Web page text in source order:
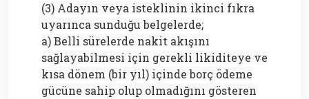
(3) Adayın veya isteklinin ikinci fıkra
uyarınca sunduğu belgelerde;
a) Belli sürelerde nakit akışını
sağlayabilmesi için gerekli likiditeye ve
kısa dönem (bir yıl) içinde borç ödeme
gücüne sahip olup olmadığını gösteren